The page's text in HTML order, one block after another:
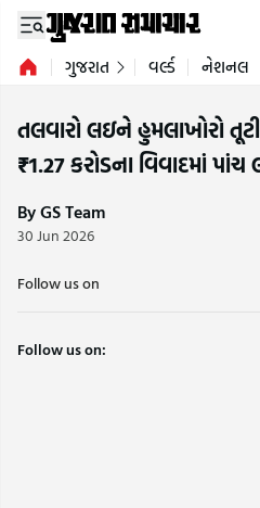
ગુજરાત વર્લ્ડ નેશનલ
તલવારો લઇને હુમલાખોરો
₹1.27 કરોડના વિવાદમાં પાંચ
By GS Team
30 Jun 2026
Follow us on
Follow us on: